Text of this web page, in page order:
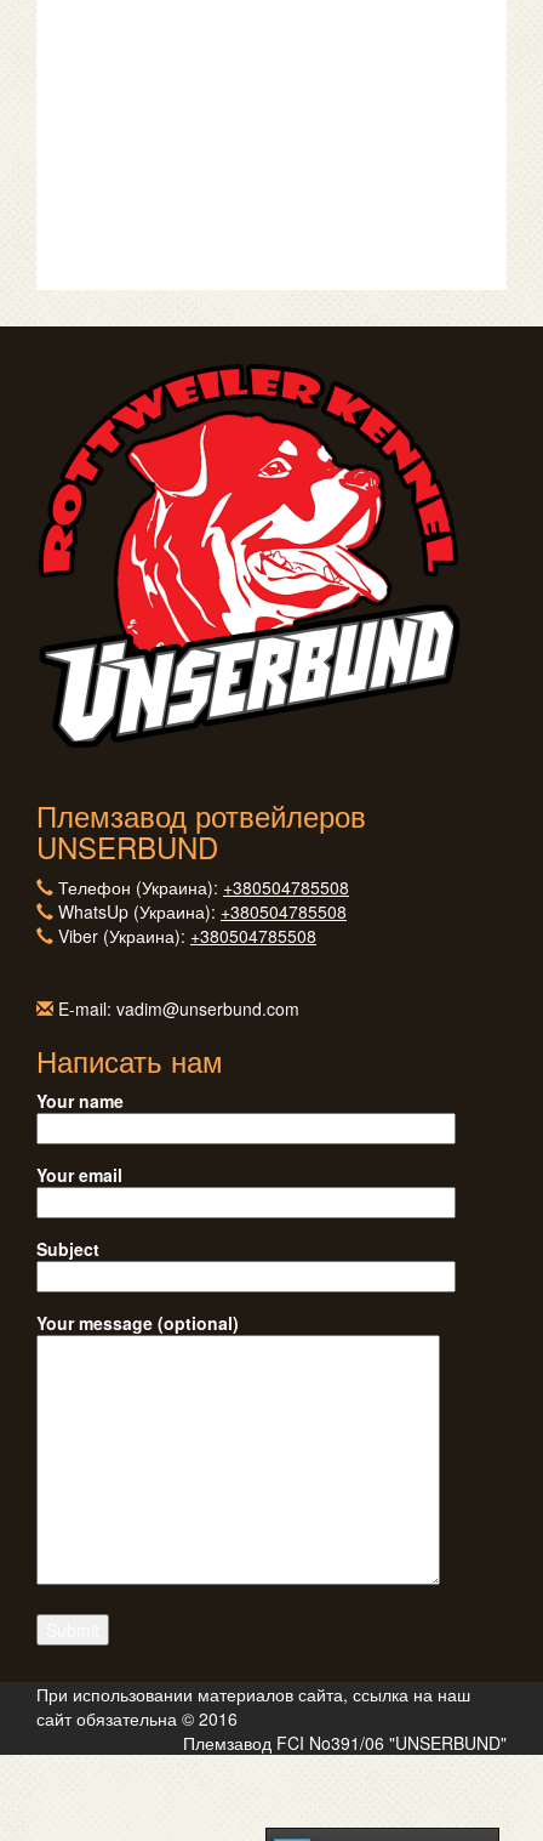
Племзавод ротвейлеров
UNSERBUND
Телефон (Украина): +380504785508
WhatsUp (Украина): +380504785508
Viber (Украина): +380504785508
E-mail: vadim@unserbund.com
Написать нам
Your name
Your email
Subject
Your message (optional)
При использовании материалов сайта, ссылка на наш
сайт обязательна © 2016
Племзавод FCI No391/06 "UNSERBUND"